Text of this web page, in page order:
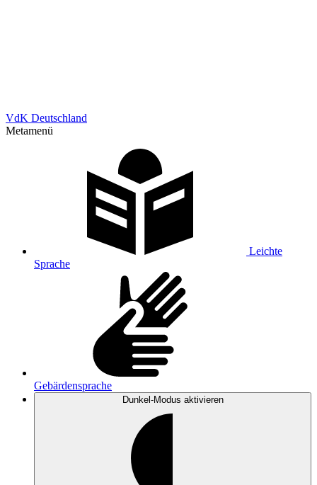
VdK Deutschland
Metamenü
Leichte
Sprache
Gebärdensprache
Dunkel-Modus aktivieren